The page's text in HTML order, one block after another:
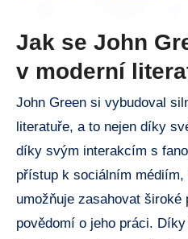
Jak se John
v moderní
John Green si vybudoval
literatuře, a to nejen díky
díky svým interakcím s
přístup k sociálním médiím,
umožňuje zasahovat široké
povědomí o jeho práci. Díky